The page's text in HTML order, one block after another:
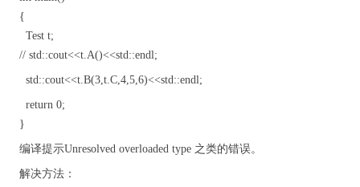
{
Test t;
// std::cout<<t.A()<<std::endl;
std::cout<<t.B(3,t.C,4,5,6)<<std::endl;
return 0;
}
编译提示Unresolved overloaded type 之类的错误。
解决方法：